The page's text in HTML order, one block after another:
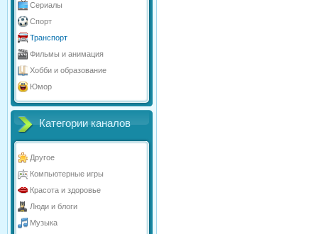
Сериалы
Спорт
Транспорт
Фильмы и анимация
Хобби и образование
Юмор
Категории каналов
Другое
Компьютерные игры
Красота и здоровье
Люди и блоги
Музыка